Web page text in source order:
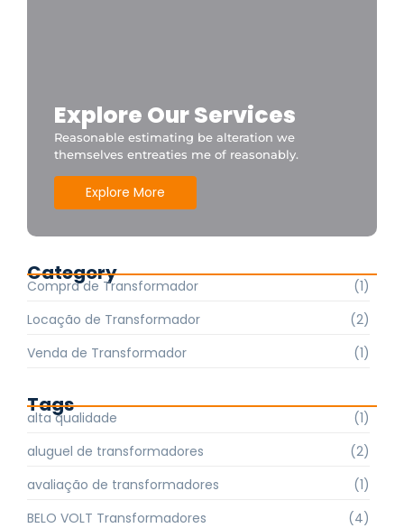
Explore Our Services
Reasonable estimating be alteration we
themselves entreaties me of reasonably.
Explore More
Category
Compra de Transformador
(1)
Locação de Transformador
(2)
Venda de Transformador
(1)
Tags
alta qualidade
(1)
aluguel de transformadores
(2)
avaliação de transformadores
(1)
BELO VOLT Transformadores
(4)